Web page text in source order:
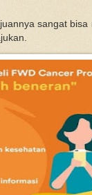
sangat